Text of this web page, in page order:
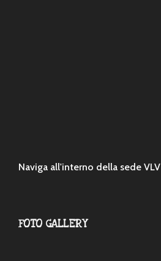
Naviga all'interno della sede VLV
FOTO GALLERY